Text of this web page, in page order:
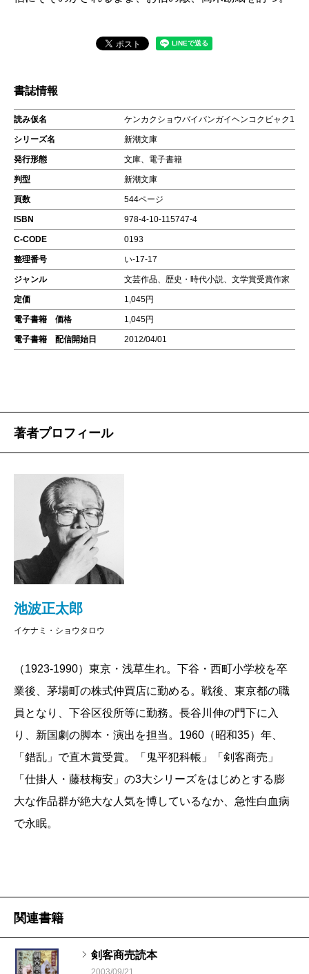
書誌情報
読み仮名 ケンカクショウバイバンガイヘンコクビャク1
シリーズ名 新潮文庫
発行形態 文庫、電子書籍
判型 新潮文庫
頁数 544ページ
ISBN 978-4-10-115747-4
C-CODE 0193
整理番号 い-17-17
ジャンル 文芸作品、歴史・時代小説、文学賞受賞作家
定価 1,045円
電子書籍 価格 1,045円
電子書籍 配信開始日 2012/04/01
著者プロフィール
池波正太郎
イケナミ・ショウタロウ
（1923-1990）東京・浅草生れ。下谷・西町小学校を卒
業後、茅場町の株式仲買店に勤める。戦後、東京都の職
員となり、下谷区役所等に勤務。長谷川伸の門下に入
り、新国劇の脚本・演出を担当。1960（昭和35）年、
「錯乱」で直木賞受賞。「鬼平犯科帳」「剣客商売」
「仕掛人・藤枝梅安」の3大シリーズをはじめとする膨
大な作品群が絶大な人気を博しているなか、急性白血病
で永眠。
関連書籍
剣客商売読本
2003/09/21